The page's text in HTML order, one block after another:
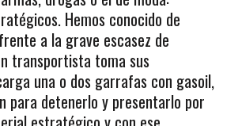
Hemos conocido de
a la grave escasez de
transportista toma sus
una o dos garrafas con gasoil,
para detenerlo y presentarlo por